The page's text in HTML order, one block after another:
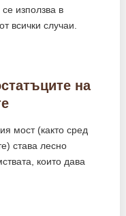
използва в
всички случаи.
на
мост (както сред
става лесно
които дава